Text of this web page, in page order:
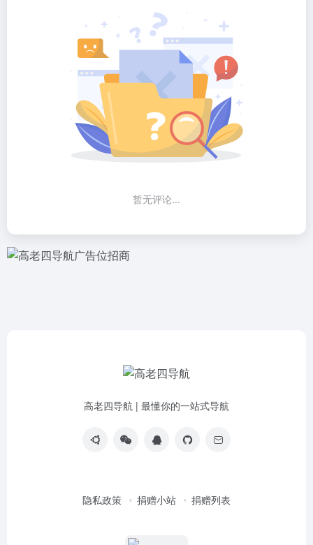
暂无评论...
高老四导航 | 最懂你的一站式导航
隐私政策 捐赠小站 捐赠列表